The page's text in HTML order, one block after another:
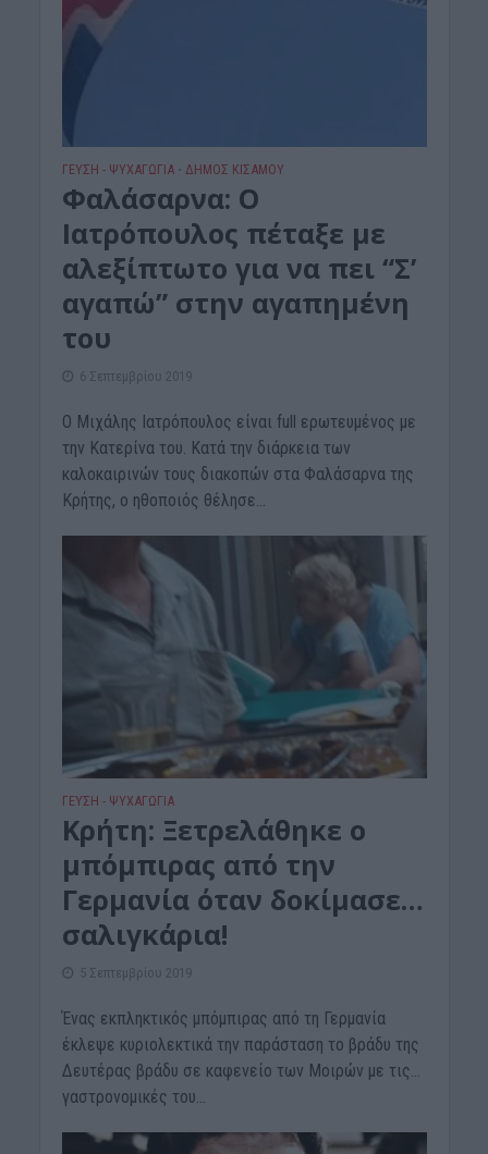
ΓΕΎΣΗ - ΨΥΧΑΓΩΓΊΑ • ΔΉΜΟΣ ΚΙΣΆΜΟΥ
Φαλάσαρνα: Ο
Ιατρόπουλος πέταξε με
αλεξίπτωτο για να πει “Σ’
αγαπώ” στην αγαπημένη
του
6 Σεπτεμβρίου 2019
Ο Μιχάλης Ιατρόπουλος είναι full ερωτευμένος με
την Κατερίνα του. Κατά την διάρκεια των
καλοκαιρινών τους διακοπών στα Φαλάσαρνα της
Κρήτης, ο ηθοποιός θέλησε...
ΓΕΎΣΗ - ΨΥΧΑΓΩΓΊΑ
Κρήτη: Ξετρελάθηκε ο
μπόμπιρας από την
Γερμανία όταν δοκίμασε…
σαλιγκάρια!
5 Σεπτεμβρίου 2019
Ένας εκπληκτικός μπόμπιρας από τη Γερμανία
έκλεψε κυριολεκτικά την παράσταση το βράδυ της
Δευτέρας βράδυ σε καφενείο των Μοιρών με τις…
γαστρονομικές του...